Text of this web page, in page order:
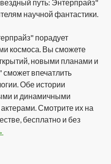
путь: Энтерпрайз"
научной фантастики.
порадует
космоса. Вы сможете
новыми планами и
впечатлить
Обе истории
и динамичными
Смотрите их на
бесплатно и без
Звездный путь: